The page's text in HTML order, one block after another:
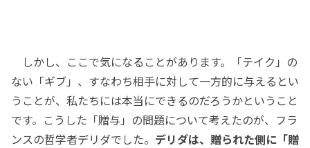
しかし、ここで気になることがあります。「テイク」の
ない「ギブ」、すなわち相手に対して一方的に与えるとい
うことが、私たちには本当にできるのだろうかということ
です。こうした「贈与」の問題について考えたのが、フラ
ンスの哲学者デリダでした。 デリダは、贈られた側に「贈